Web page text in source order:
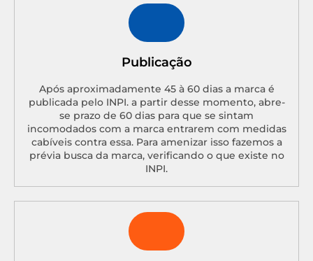
Publicação
Após aproximadamente 45 à 60 dias a marca é
publicada pelo INPI. a partir desse momento, abre-
se prazo de 60 dias para que se sintam
incomodados com a marca entrarem com medidas
cabíveis contra essa. Para amenizar isso fazemos a
prévia busca da marca, verificando o que existe no
INPI.